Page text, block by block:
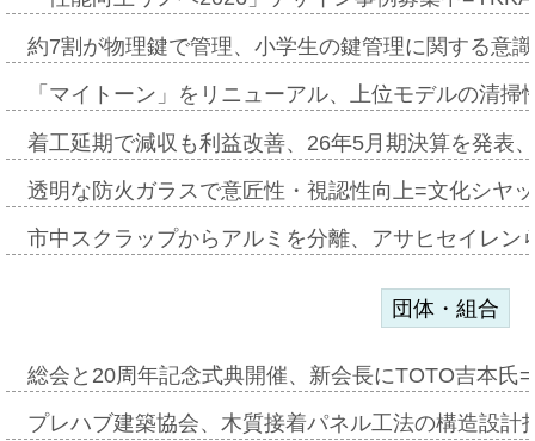
約7割が物理鍵で管理、小学生の鍵管理に関する意
「マイトーン」をリニューアル、上位モデルの清
着工延期で減収も利益改善、26年5月期決算を発表
透明な防火ガラスで意匠性・視認性向上=文化シヤ
市中スクラップからアルミを分離、アサヒセイレ
団体・組合
総会と20周年記念式典開催、新会長にTOTO吉本氏
プレハブ建築協会、木質接着パネル工法の構造設